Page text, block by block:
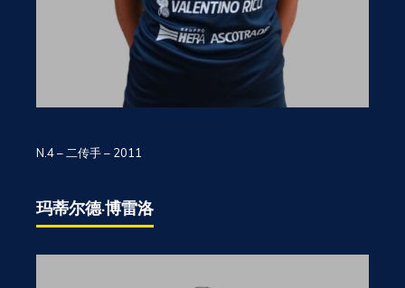
N.4 – 二传手 – 2011
玛蒂尔德·博雷洛